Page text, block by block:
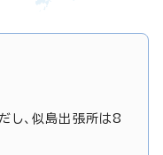
、似島出張所は8